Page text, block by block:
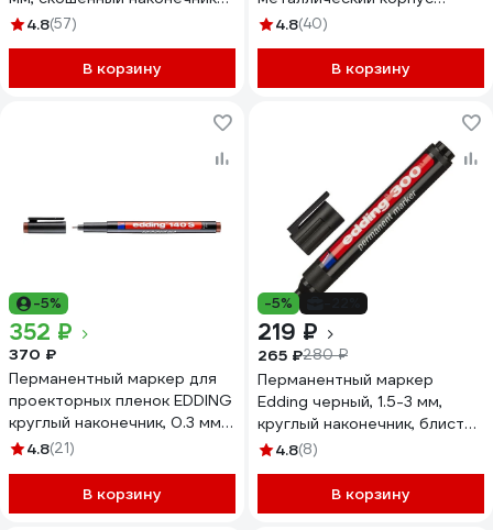
46735
4.8(57)
В корзину
87775
4.8(40)
В корзину
-5%
352 ₽
370 ₽
Перманентный маркер для
проекторных пленок EDDING
круглый наконечник, 0.3 мм,
коричневый E-140#7 1183496
4.8(21)
В корзину
-5%
219 ₽
265 ₽280 ₽
Перманентный маркер
Edding черный, 1.5-3 мм,
круглый наконечник, блистер
E-300#1-B#1
4.8(8)
В корзину